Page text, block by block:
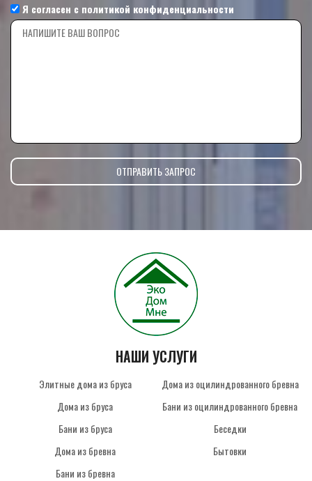
Я согласен с политикой конфиденциальности
НАШИ УСЛУГИ
Элитные дома из бруса
Дома из бруса
Бани из бруса
Дома из бревна
Бани из бревна
Дома из оцилиндрованного бревна
Бани из оцилиндрованного бревна
Беседки
Бытовки